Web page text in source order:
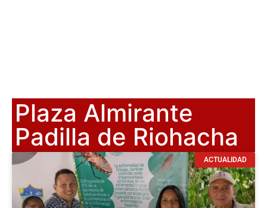
Plaza Almirante
Padilla de Riohacha
ACTUALIDAD